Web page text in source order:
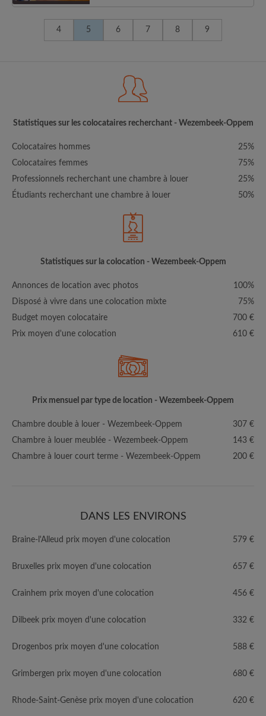
4 5 6 7 8 9
Statistiques sur les colocataires recherchant - Wezembeek-Oppem
Colocataires hommes
25%
Colocataires femmes
75%
Professionnels recherchant une chambre à louer
25%
Étudiants recherchant une chambre à louer
50%
Statistiques sur la colocation - Wezembeek-Oppem
Annonces de location avec photos
100%
Disposé à vivre dans une colocation mixte
75%
Budget moyen colocataire
700 €
Prix moyen d'une colocation
610 €
Prix mensuel par type de location - Wezembeek-Oppem
Chambre double à louer - Wezembeek-Oppem
307 €
Chambre à louer meublée - Wezembeek-Oppem
143 €
Chambre à louer court terme - Wezembeek-Oppem
200 €
DANS LES ENVIRONS
Braine-l'Alleud prix moyen d'une colocation 579 €
Bruxelles prix moyen d'une colocation 657 €
Crainhem prix moyen d'une colocation 456 €
Dilbeek prix moyen d'une colocation 332 €
Drogenbos prix moyen d'une colocation 588 €
Grimbergen prix moyen d'une colocation 680 €
Rhode-Saint-Genèse prix moyen d'une colocation 620 €